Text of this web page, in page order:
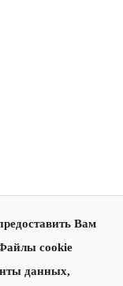
на обработку
Вам
cookie
данных,